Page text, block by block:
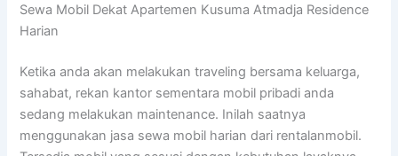
Sewa Mobil Dekat Apartemen Kusuma Atmadja Residence
Harian
Ketika anda akan melakukan traveling bersama keluarga,
sahabat, rekan kantor sementara mobil pribadi anda
sedang melakukan maintenance. Inilah saatnya
menggunakan jasa sewa mobil harian dari rentalanmobil.